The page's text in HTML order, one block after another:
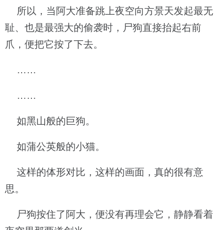
所以，当阿大准备跳上夜空向方景天发起最无
耻、也是最强大的偷袭时，尸狗直接抬起右前
爪，便把它按了下去。
……
……
如黑山般的巨狗。
如蒲公英般的小猫。
这样的体形对比，这样的画面，真的很有意
思。
尸狗按住了阿大，便没有再理会它，静静看着